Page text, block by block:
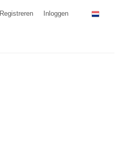
Registreren Inloggen